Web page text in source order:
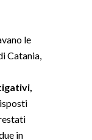
le
Catania,
in